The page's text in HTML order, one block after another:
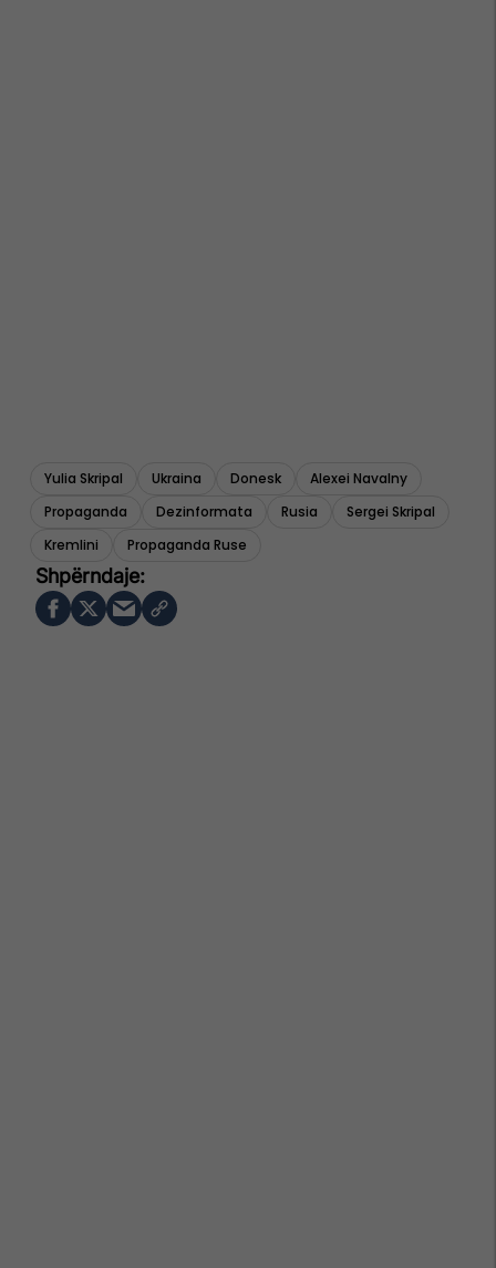
Yulia Skripal Ukraina Donesk
Alexei Navalny
Propaganda
Dezinformata Rusia
Sergei Skripal
Kremlini
Propaganda Ruse